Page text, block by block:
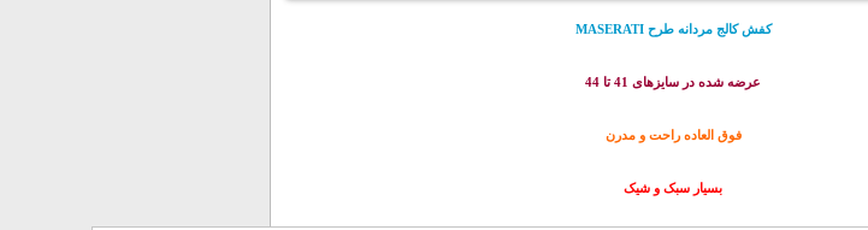
کفش کالج مردانه طرح MASERATI
عرضه شده در سایزهای 41 تا 44
فوق العاده راحت و مدرن
بسیار سبک و شیک